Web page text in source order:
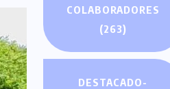
COLABORADORES
(263)
DESTACADO-